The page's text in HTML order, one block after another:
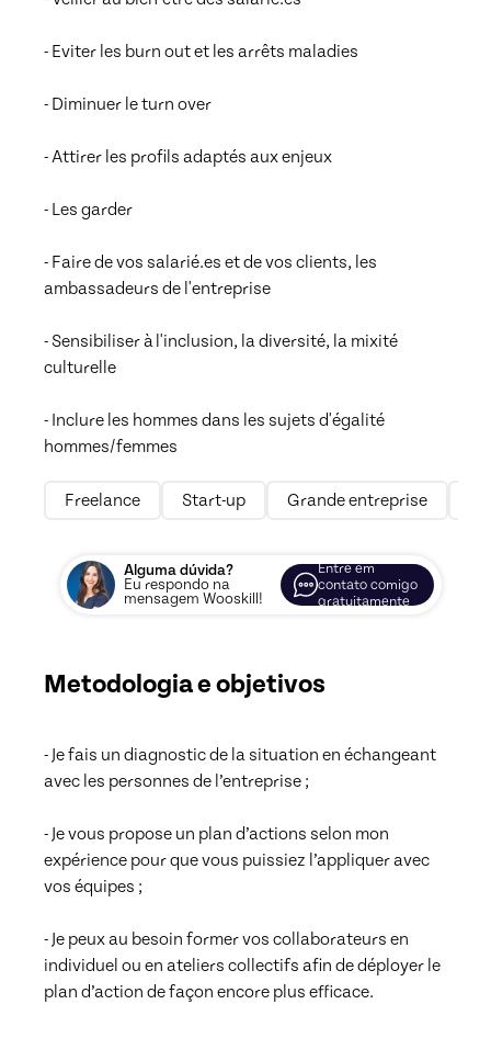
- Eviter les burn out et les arrêts maladies
- Diminuer le turn over
- Attirer les profils adaptés aux enjeux
- Les garder
- Faire de vos salarié.es et de vos clients, les
ambassadeurs de l'entreprise
- Sensibiliser à l'inclusion, la diversité, la mixité
culturelle
- Inclure les hommes dans les sujets d'égalité
hommes/femmes
Freelance Start-up Grande entreprise
Alguma dúvida?
Eu respondo na
mensagem Wooskill!
Entre em
contato comigo
gratuitamente
Metodologia e objetivos
- Je fais un diagnostic de la situation en échangeant
avec les personnes de l’entreprise ;
- Je vous propose un plan d’actions selon mon
expérience pour que vous puissiez l’appliquer avec
vos équipes ;
- Je peux au besoin former vos collaborateurs en
individuel ou en ateliers collectifs afin de déployer le
plan d’action de façon encore plus efficace.